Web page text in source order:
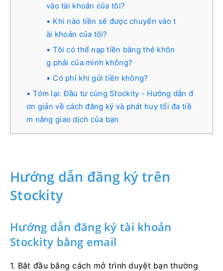
vào tài khoản của tôi?
Khi nào tiền sẽ được chuyển vào t
ài khoản của tôi?
Tôi có thể nạp tiền bằng thẻ khôn
g phải của mình không?
Có phí khi gửi tiền không?
Tóm lại: Đầu tư cùng Stockity - Hướng dẫn đ
ơn giản về cách đăng ký và phát huy tối đa tiề
m năng giao dịch của bạn
Hướng dẫn đăng ký trên
Stockity
Hướng dẫn đăng ký tài khoản
Stockity bằng email
1. Bắt đầu bằng cách mở trình duyệt bạn thường